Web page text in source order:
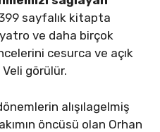
sayfalık kitapta
ve daha birçok
cesurca ve açık
görülür.
alışılagelmiş
öncüsü olan Orhan